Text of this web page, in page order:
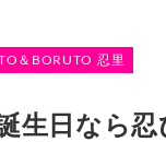
＆BORUTO 忍里
生日なら